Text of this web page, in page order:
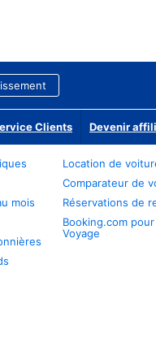
Clients Devenir
mois
Location de
Comparateur de
Réservations de
Booking.com
Voyage